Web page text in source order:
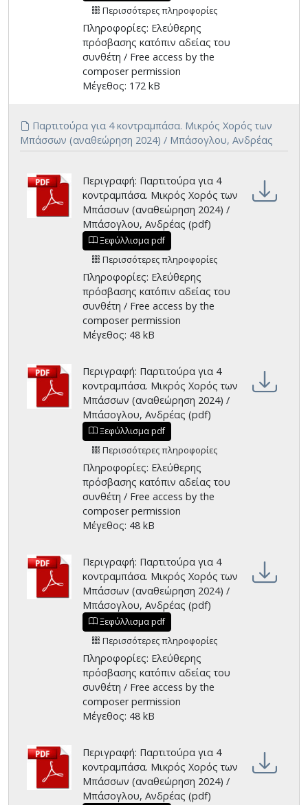
Περισσότερες πληροφορίες
Πληροφορίες: Ελεύθερης
πρόσβασης κατόπιν αδείας του
συνθέτη / Free access by the
composer permission
Μέγεθος: 172 kB
Παρτιτούρα για 4 κοντραμπάσα. Μικρός Χορός των
Μπάσσων (αναθεώρηση 2024) / Μπάσογλου, Ανδρέας
Περιγραφή: Παρτιτούρα για 4
κοντραμπάσα. Μικρός Χορός των
Μπάσσων (αναθεώρηση 2024) /
Μπάσογλου, Ανδρέας (pdf)
Ξεφύλλισμα pdf
Περισσότερες πληροφορίες
Πληροφορίες: Ελεύθερης
πρόσβασης κατόπιν αδείας του
συνθέτη / Free access by the
composer permission
Μέγεθος: 48 kB
Περιγραφή: Παρτιτούρα για 4
κοντραμπάσα. Μικρός Χορός των
Μπάσσων (αναθεώρηση 2024) /
Μπάσογλου, Ανδρέας (pdf)
Ξεφύλλισμα pdf
Περισσότερες πληροφορίες
Πληροφορίες: Ελεύθερης
πρόσβασης κατόπιν αδείας του
συνθέτη / Free access by the
composer permission
Μέγεθος: 48 kB
Περιγραφή: Παρτιτούρα για 4
κοντραμπάσα. Μικρός Χορός των
Μπάσσων (αναθεώρηση 2024) /
Μπάσογλου, Ανδρέας (pdf)
Ξεφύλλισμα pdf
Περισσότερες πληροφορίες
Πληροφορίες: Ελεύθερης
πρόσβασης κατόπιν αδείας του
συνθέτη / Free access by the
composer permission
Μέγεθος: 48 kB
Περιγραφή: Παρτιτούρα για 4
κοντραμπάσα. Μικρός Χορός των
Μπάσσων (αναθεώρηση 2024) /
Μπάσογλου, Ανδρέας (pdf)